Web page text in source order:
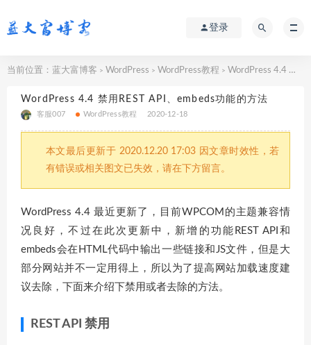
登录
当前位置： 蓝大富博客 > WordPress > WordPress教程 > WordPress 4.4 禁用REST API、embeds功能的方法
WordPress 4.4 禁用REST API、embeds功能的方法
客服007 WordPress教程 2020-12-18
本文最后更新于 2020.12.20 17:03 因文章时效性，若
有错误或相关图文已失效，请在下方留言。
WordPress 4.4 最近更新了，目前WPCOM的主题兼容情
况良好，不过在此次更新中，新增的功能REST API和
embeds会在HTML代码中输出一些链接和JS文件，但是大
部分网站并不一定用得上，所以为了提高网站加载速度建
议去除，下面来介绍下禁用或者去除的方法。
REST API 禁用